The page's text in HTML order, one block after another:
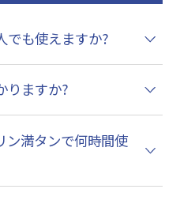
でも使えますか?
りますか?
ン満タンで何時間使